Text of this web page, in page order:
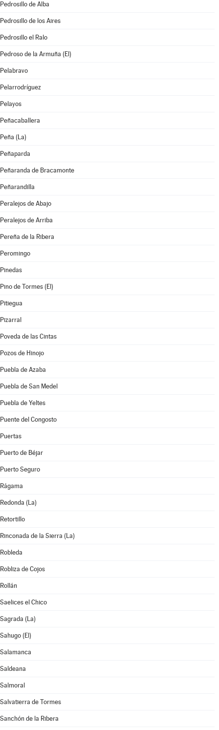
Pedrosillo de Alba
Pedrosillo de los Aires
Pedrosillo el Ralo
Pedroso de la Armuña (El)
Pelabravo
Pelarrodríguez
Pelayos
Peñacaballera
Peña (La)
Peñaparda
Peñaranda de Bracamonte
Peñarandilla
Peralejos de Abajo
Peralejos de Arriba
Pereña de la Ribera
Peromingo
Pinedas
Pino de Tormes (El)
Pitiegua
Pizarral
Poveda de las Cintas
Pozos de Hinojo
Puebla de Azaba
Puebla de San Medel
Puebla de Yeltes
Puente del Congosto
Puertas
Puerto de Béjar
Puerto Seguro
Rágama
Redonda (La)
Retortillo
Rinconada de la Sierra (La)
Robleda
Robliza de Cojos
Rollán
Saelices el Chico
Sagrada (La)
Sahugo (El)
Salamanca
Saldeana
Salmoral
Salvatierra de Tormes
Sanchón de la Ribera